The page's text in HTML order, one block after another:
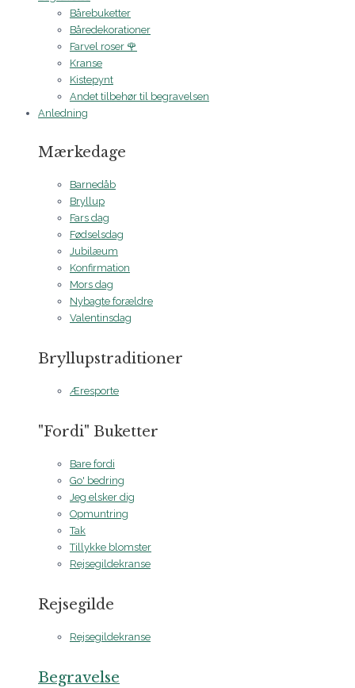
Bårebuketter
Båredekorationer
Farvel roser 🌹
Kranse
Kistepynt
Andet tilbehør til begravelsen
Anledning
Mærkedage
Barnedåb
Bryllup
Fars dag
Fødselsdag
Jubilæum
Konfirmation
Mors dag
Nybagte forældre
Valentinsdag
Bryllupstraditioner
Æresporte
"Fordi" Buketter
Bare fordi
Go' bedring
Jeg elsker dig
Opmuntring
Tak
Tillykke blomster
Rejsegildekranse
Rejsegilde
Rejsegildekranse
Begravelse